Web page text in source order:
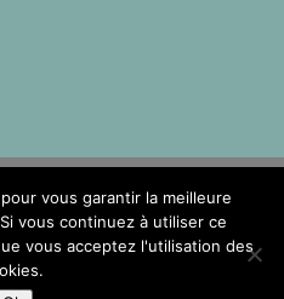
Rêve -Mentions
vous garantir la meilleure
vous continuez à utiliser ce
vous acceptez l'utilisation des